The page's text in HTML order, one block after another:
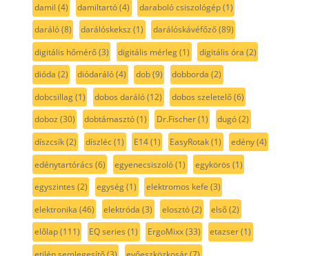
damil (4) damiltartó(4) daraboló csiszológép(1)
daráló(8) darálóskeksz (1) darálóskávéfőző(89)
digitális hőmérő(3) digitális mérleg(1) digitális óra (2)
dióda (2) diódaráló(4) dob(9) dobborda (2)
dobcsillag(1) dobos daráló(12) dobos szeletelő(6)
doboz (30) dobtámasztó(1) Dr.Fischer(1) dugó(2)
díszcsík(2) díszléc(1) E14(1) EasyRotak(1) edény(4)
edénytartórács (6) egyenecsiszoló(1) egykörös (1)
egyszintes (2) egység(1) elektromos kefe (3)
elektronika (46) elektróda (3) elosztó(2) első(2)
előlap(111) EQ series (1) ErgoMixx(33) etazser(1)